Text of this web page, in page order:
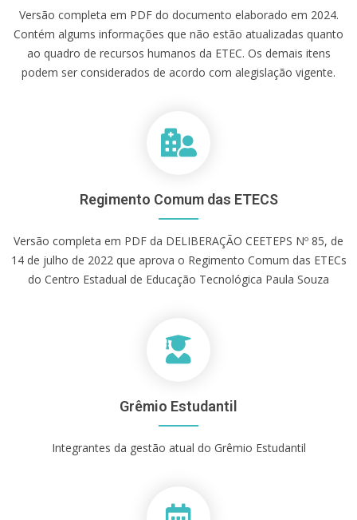
Versão completa em PDF do documento elaborado em 2024.
Contém algums informações que não estão atualizadas quanto
ao quadro de recursos humanos da ETEC. Os demais itens
podem ser considerados de acordo com alegislação vigente.
Regimento Comum das ETECS
Versão completa em PDF da DELIBERAÇÃO CEETEPS Nº 85, de
14 de julho de 2022 que aprova o Regimento Comum das ETECs
do Centro Estadual de Educação Tecnológica Paula Souza
Grêmio Estudantil
Integrantes da gestão atual do Grêmio Estudantil